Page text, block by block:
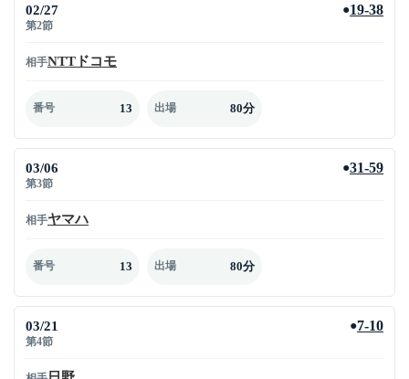
02/27
第2節
●19-38
相手NTTドコモ
番号 13 出場 80分
03/06
第3節
●31-59
相手ヤマハ
番号 13 出場 80分
03/21
第4節
●7-10